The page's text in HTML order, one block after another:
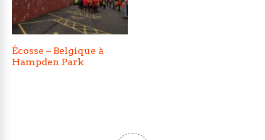
Écosse – Belgique à
Hampden Park